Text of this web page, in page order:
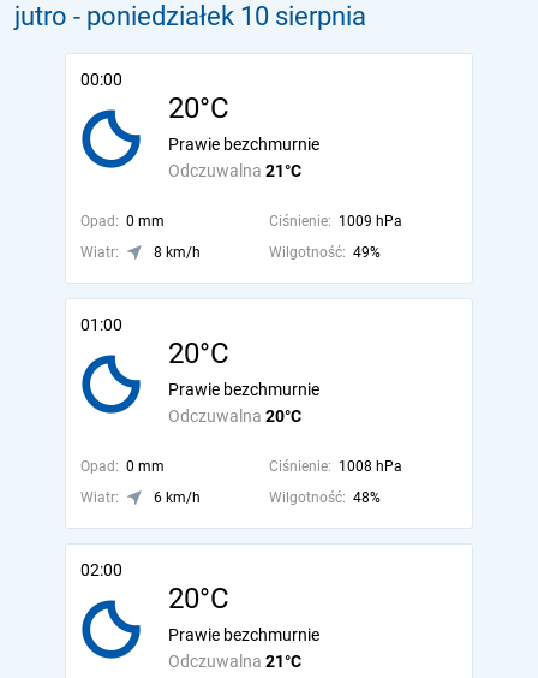
jutro - poniedziałek 10 sierpnia
00:00
20°C
Odczuwalna 21°C
Prawie bezchmurnie
Opad: 0 mm Ciśnienie: 1009 hPa
Wiatr:
8 km/h Wilgotność: 49%
01:00
20°C
Odczuwalna 20°C
Prawie bezchmurnie
Opad: 0 mm Ciśnienie: 1008 hPa
Wiatr:
6 km/h Wilgotność: 48%
02:00
20°C
Odczuwalna 21°C
Prawie bezchmurnie